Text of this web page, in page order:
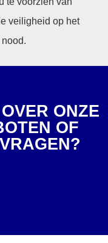
veiligheid op het
ONZE
OF